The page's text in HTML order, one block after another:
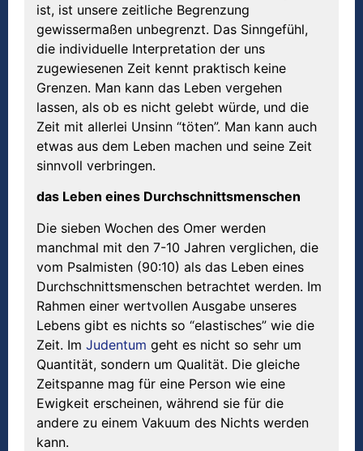
ist, ist unsere zeitliche Begrenzung
gewissermaßen unbegrenzt. Das Sinngefühl,
die individuelle Interpretation der uns
zugewiesenen Zeit kennt praktisch keine
Grenzen. Man kann das Leben vergehen
lassen, als ob es nicht gelebt würde, und die
Zeit mit allerlei Unsinn “töten”. Man kann auch
etwas aus dem Leben machen und seine Zeit
sinnvoll verbringen.
das Leben eines Durchschnittsmenschen
Die sieben Wochen des Omer werden
manchmal mit den 7-10 Jahren verglichen, die
vom Psalmisten (90:10) als das Leben eines
Durchschnittsmenschen betrachtet werden. Im
Rahmen einer wertvollen Ausgabe unseres
Lebens gibt es nichts so “elastisches” wie die
Zeit. Im Judentum geht es nicht so sehr um
Quantität, sondern um Qualität. Die gleiche
Zeitspanne mag für eine Person wie eine
Ewigkeit erscheinen, während sie für die
andere zu einem Vakuum des Nichts werden
kann.